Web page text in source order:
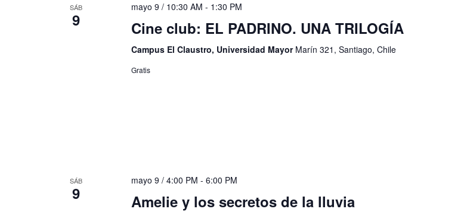
SÁB
9
mayo 9 / 10:30 AM - 1:30 PM
Cine club: EL PADRINO. UNA TRILOGÍA
Campus El Claustro, Universidad Mayor Marín 321, Santiago, Chile
Gratis
SÁB
9
mayo 9 / 4:00 PM - 6:00 PM
Amelie y los secretos de la lluvia